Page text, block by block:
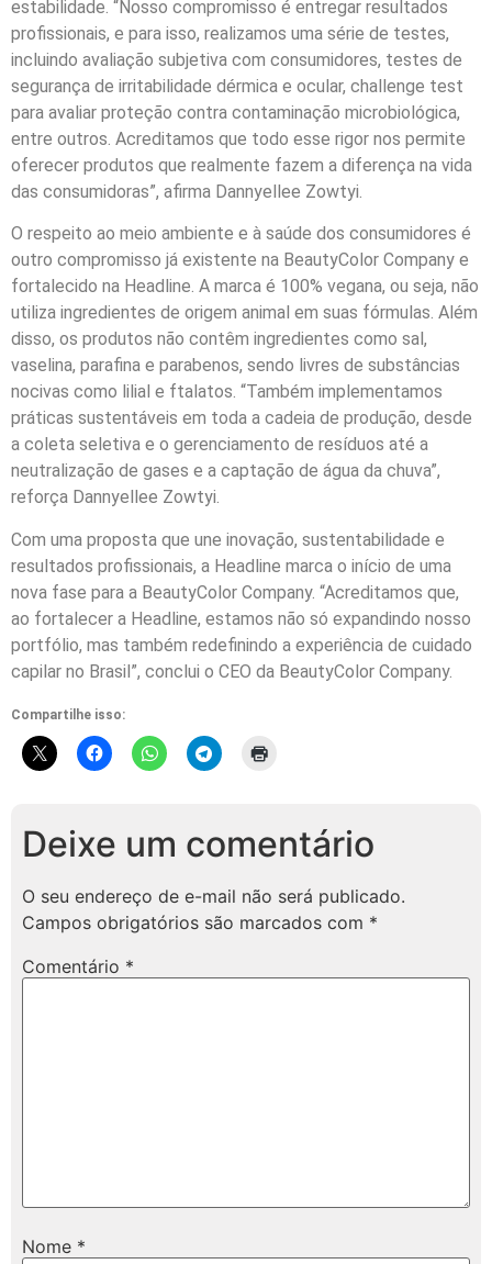
estabilidade. “Nosso compromisso é entregar resultados
profissionais, e para isso, realizamos uma série de testes,
incluindo avaliação subjetiva com consumidores, testes de
segurança de irritabilidade dérmica e ocular, challenge test
para avaliar proteção contra contaminação microbiológica,
entre outros. Acreditamos que todo esse rigor nos permite
oferecer produtos que realmente fazem a diferença na vida
das consumidoras”, afirma Dannyellee Zowtyi.
O respeito ao meio ambiente e à saúde dos consumidores é
outro compromisso já existente na BeautyColor Company e
fortalecido na Headline. A marca é 100% vegana, ou seja, não
utiliza ingredientes de origem animal em suas fórmulas. Além
disso, os produtos não contêm ingredientes como sal,
vaselina, parafina e parabenos, sendo livres de substâncias
nocivas como lilial e ftalatos. “Também implementamos
práticas sustentáveis em toda a cadeia de produção, desde
a coleta seletiva e o gerenciamento de resíduos até a
neutralização de gases e a captação de água da chuva”,
reforça Dannyellee Zowtyi.
Com uma proposta que une inovação, sustentabilidade e
resultados profissionais, a Headline marca o início de uma
nova fase para a BeautyColor Company. “Acreditamos que,
ao fortalecer a Headline, estamos não só expandindo nosso
portfólio, mas também redefinindo a experiência de cuidado
capilar no Brasil”, conclui o CEO da BeautyColor Company.
Compartilhe isso:
Deixe um comentário
O seu endereço de e-mail não será publicado.
Campos obrigatórios são marcados com *
Comentário *
Nome *